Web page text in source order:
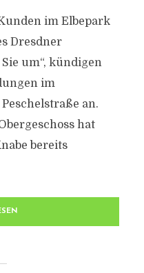
im Elbepark
Dresdner
um“, kündigen
im
an.
hat
bereits